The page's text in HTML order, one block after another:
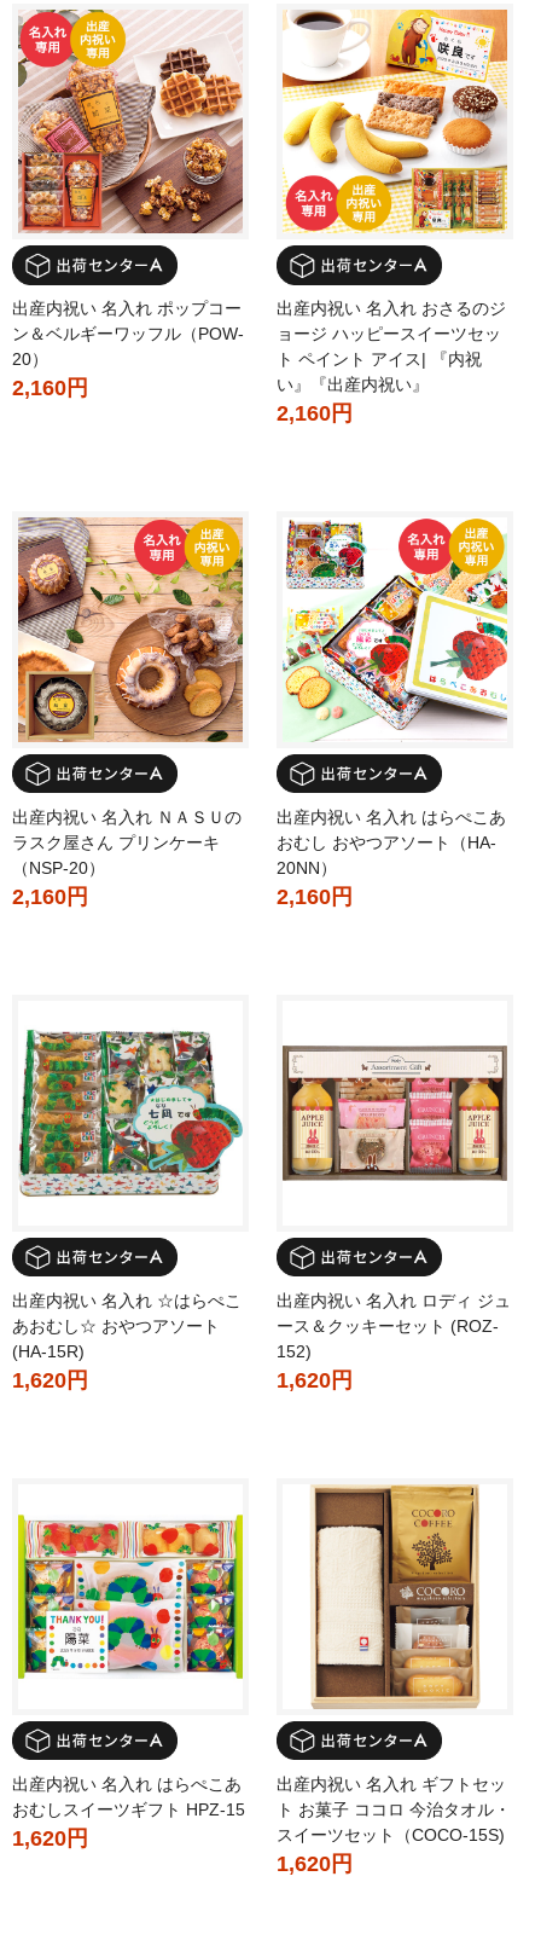
出産内祝い 名入れ ポップコー
ン＆ベルギーワッフル（POW-
20）
2,160円
出産内祝い 名入れ おさるのジ
ョージ ハッピースイーツセッ
ト ペイント アイス| 『内祝
い』『出産内祝い』
2,160円
出産内祝い 名入れ ＮＡＳＵの
ラスク屋さん プリンケーキ
（NSP-20）
2,160円
出産内祝い 名入れ はらぺこあ
おむし おやつアソート（HA-
20NN）
2,160円
出産内祝い 名入れ ☆はらぺこ
あおむし☆ おやつアソート
(HA-15R)
1,620円
出産内祝い 名入れ ロディ ジュ
ース＆クッキーセット (ROZ-
152)
1,620円
出産内祝い 名入れ はらぺこあ
おむしスイーツギフト HPZ-15
1,620円
出産内祝い 名入れ ギフトセッ
ト お菓子 ココロ 今治タオル・
スイーツセット（COCO-15S)
1,620円